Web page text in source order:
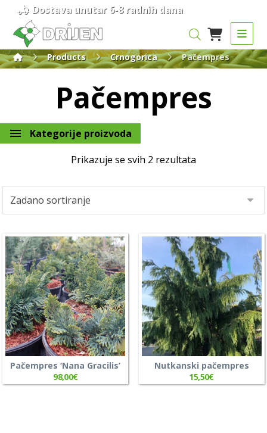
Dostava unutar 6-8 radnih dana
Products Crnogorica Pačempres
Pačempres
Kategorije proizvoda
Prikazuje se svih 2 rezultata
Pačempres ‘Nana Gracilis’
98,00€
Nutkanski pačempres
15,50€